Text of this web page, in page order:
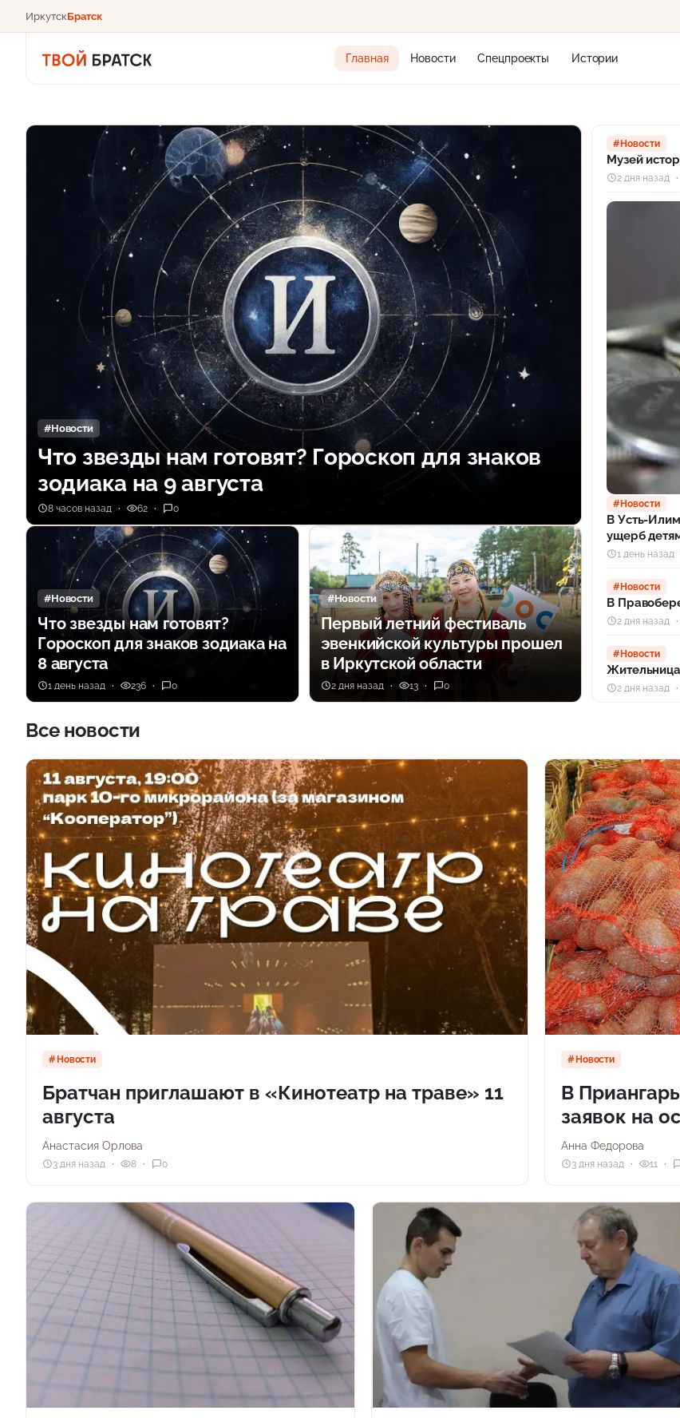
ИркутскБратск
Главная Новости Спецпроекты Истории
#Новости
Что звезды нам готовят? Гороскоп для знаков
зодиака на 9 августа
8 часов назад 62 0
#Новости
Что звезды нам готовят?
Гороскоп для знаков зодиака на
8 августа
1 день назад 236 0
#Новости
Первый летний фестиваль
эвенкийской культуры прошел
в Иркутской области
2 дня назад 13 0
#Новости
Музей
2 дня назад
#Новости
В Усть-
ущерб
1 день назад
#Новости
В
2 дня назад
#Новости
2 дня назад
Все новости
Новости
Братчан приглашают в «Кинотеатр на траве» 11
августа
Анастасия Орлова
3 дня назад 8 0
Новости
В
заявок на
Анна Федорова
3 дня назад 11